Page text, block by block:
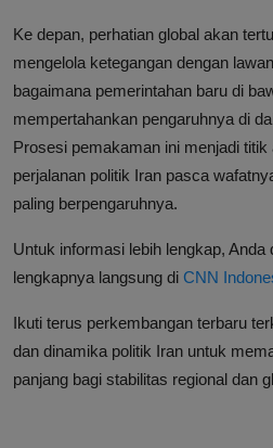
Ke depan, perhatian global akan
mengelola ketegangan dengan
bagaimana pemerintahan baru di
mempertahankan pengaruhnya di
Prosesi pemakaman ini menjadi titik
perjalanan politik Iran pasca
paling berpengaruhnya.
Untuk informasi lebih lengkap,
lengkapnya langsung di CNN
Ikuti terus perkembangan terbaru
dan dinamika politik Iran untuk
panjang bagi stabilitas regional dan